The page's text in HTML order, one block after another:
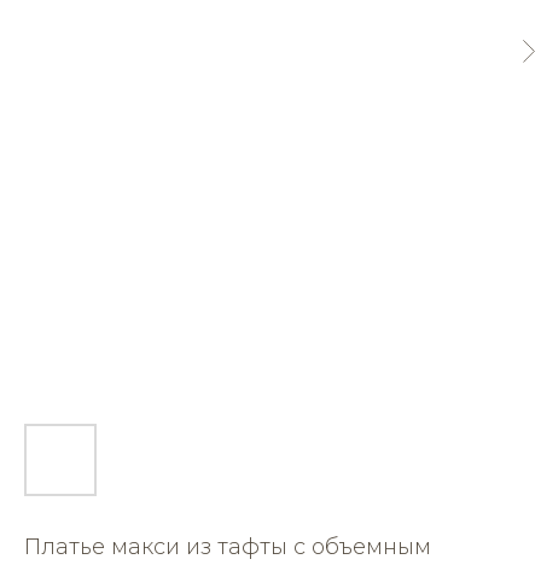
Платье макси из тафты с объемным